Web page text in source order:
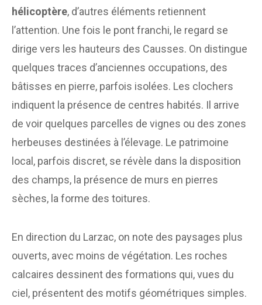
hélicoptère, d’autres éléments retiennent
l’attention. Une fois le pont franchi, le regard se
dirige vers les hauteurs des Causses. On distingue
quelques traces d’anciennes occupations, des
bâtisses en pierre, parfois isolées. Les clochers
indiquent la présence de centres habités. Il arrive
de voir quelques parcelles de vignes ou des zones
herbeuses destinées à l’élevage. Le patrimoine
local, parfois discret, se révèle dans la disposition
des champs, la présence de murs en pierres
sèches, la forme des toitures.
En direction du Larzac, on note des paysages plus
ouverts, avec moins de végétation. Les roches
calcaires dessinent des formations qui, vues du
ciel, présentent des motifs géométriques simples.